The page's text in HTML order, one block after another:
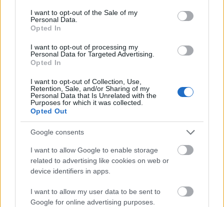
consent section.
I want to opt-out of the Sale of my
Personal Data.
Opted In
I want to opt-out of processing my
Personal Data for Targeted Advertising.
Opted In
I want to opt-out of Collection, Use,
Retention, Sale, and/or Sharing of my
Personal Data that Is Unrelated with the
Purposes for which it was collected.
Opted Out
Google consents
I want to allow Google to enable storage
related to advertising like cookies on web or
device identifiers in apps.
I want to allow my user data to be sent to
Google for online advertising purposes.
spriccelt kifelé, azután már csak a fejét védte,
ahogy minden darabokra hullott körülötte.
kíséretében megállt. Zalán feje mellett pedig
egy bárd állt az asztalba, becsapódás közben
Ez aztán közel volt.
Holtsápadtan állt fel az asztal mellől, egész
testében cudarul remegett. A romokat
pásztázva első gondolata a lábas volt,
amiben Kolompóc szunyókált. Nagyon,
remélte, hogy nem esett semmi baja.
A szilánkok közé kotort, felszisszent, mert
egy üvegcseréppel megvágta magát, de
mindjárt el is felejtette, amint rátalált a
szőrős vízimanóra. Még mindig az edényben
feküdt, álmosan hunyorgott, de már javában